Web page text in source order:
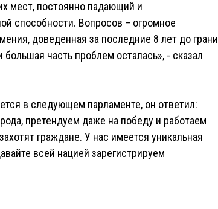
мест, постоянно падающий и
способности. Вопросов – огромное
доведенная за последние 8 лет до грани
часть проблем осталась», - сказал
в следующем парламенте, он ответил:
претендуем даже на победу и работаем
граждане. У нас имеется уникальная
всей нацией зарегистрируем